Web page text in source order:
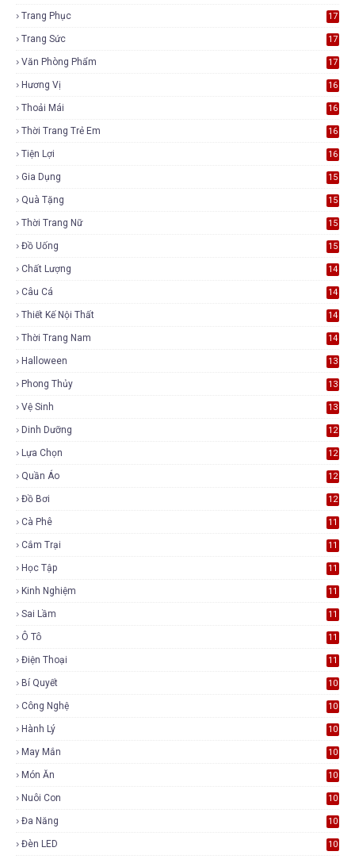
Trang Phục 17
Trang Sức 17
Văn Phòng Phẩm 17
Hương Vị 16
Thoải Mái 16
Thời Trang Trẻ Em 16
Tiện Lợi 16
Gia Dụng 15
Quà Tặng 15
Thời Trang Nữ 15
Đồ Uống 15
Chất Lượng 14
Câu Cá 14
Thiết Kế Nội Thất 14
Thời Trang Nam 14
Halloween 13
Phong Thủy 13
Vệ Sinh 13
Dinh Dưỡng 12
Lựa Chọn 12
Quần Áo 12
Đồ Bơi 12
Cà Phê 11
Cắm Trại 11
Học Tập 11
Kinh Nghiệm 11
Sai Lầm 11
Ô Tô 11
Điện Thoại 11
Bí Quyết 10
Công Nghệ 10
Hành Lý 10
May Mắn 10
Món Ăn 10
Nuôi Con 10
Đa Năng 10
Đèn LED 10